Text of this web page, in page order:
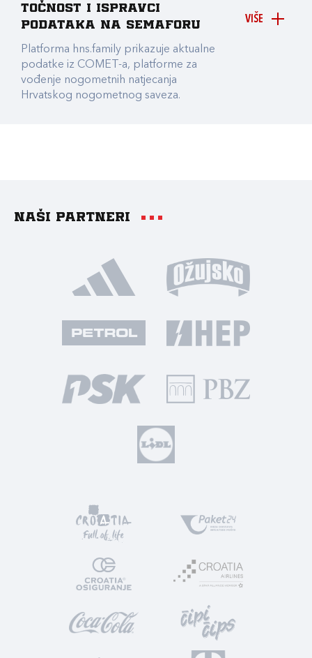
VIŠE
točnost i ispravci
podataka na Semaforu
Platforma hns.family prikazuje aktualne
podatke iz COMET-a, platforme za
vođenje nogometnih natjecanja
Hrvatskog nogometnog saveza.
Naši partneri